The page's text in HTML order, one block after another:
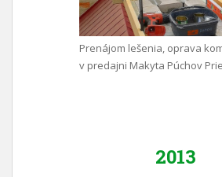
Prenájom lešenia, oprava
v predajni Makyta Púchov
2013